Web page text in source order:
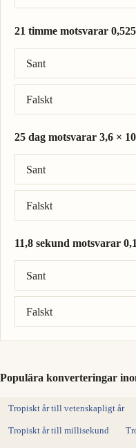
21 timme motsvarar
Sant
Falskt
Rätt svar: 21 timme =
25 dag motsvarar 3,6 ×
Sant
Falskt
Rätt svar: 25 dag = 3,6
11,8 sekund motsvarar
Sant
Falskt
Rätt svar: 11,8 sekund =
Populära konverteringar
Tropiskt år till vetenskapligt år
Tropiskt år till millisekund